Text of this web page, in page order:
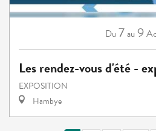
Du7au9
Les rendez-vous d'été -
EXPOSITION
Hambye